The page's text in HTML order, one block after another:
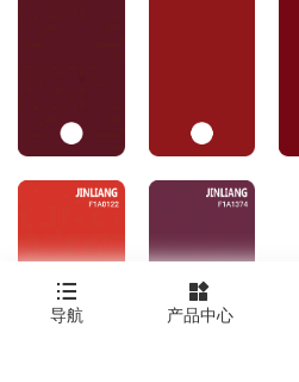

导航

产品中心